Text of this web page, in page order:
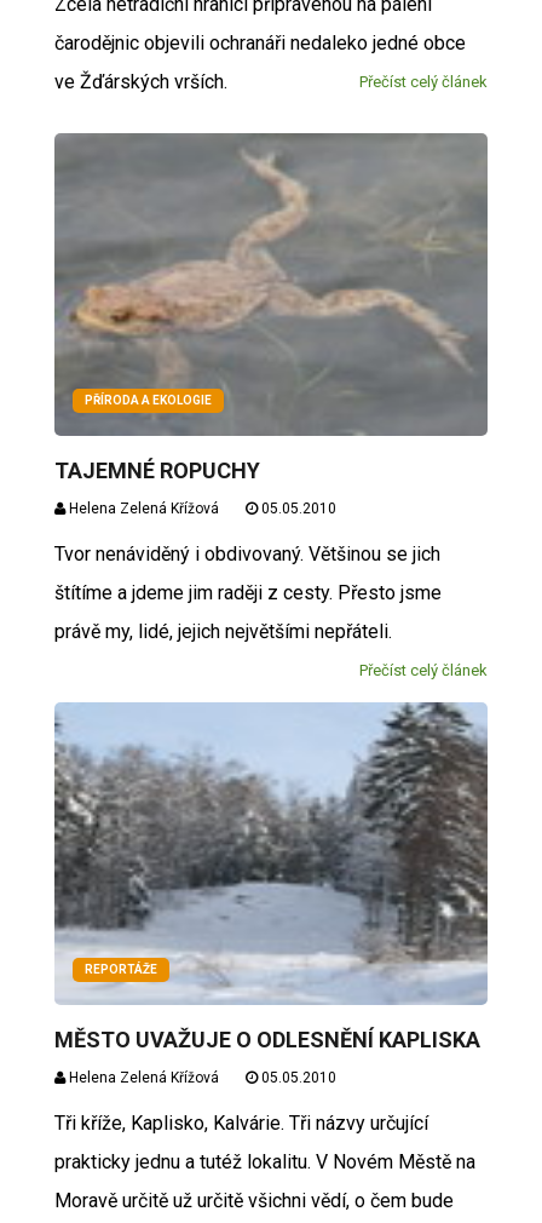
Zcela netradiční hranici připravenou na pálení
čarodějnic objevili ochranáři nedaleko jedné obce
ve Žďárských vrších.
Přečíst celý článek
PŘÍRODA A EKOLOGIE
TAJEMNÉ ROPUCHY
Helena Zelená Křížová 05.05.2010
Tvor nenáviděný i obdivovaný. Většinou se jich
štítíme a jdeme jim raději z cesty. Přesto jsme
právě my, lidé, jejich největšími nepřáteli.
Přečíst celý článek
REPORTÁŽE
MĚSTO UVAŽUJE O ODLESNĚNÍ KAPLISKA
Helena Zelená Křížová 05.05.2010
Tři kříže, Kaplisko, Kalvárie. Tři názvy určující
prakticky jednu a tutéž lokalitu. V Novém Městě na
Moravě určitě už určitě všichni vědí, o čem bude